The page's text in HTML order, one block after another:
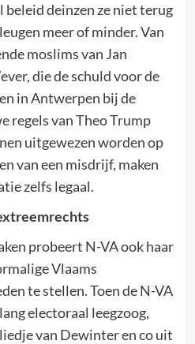
beleid deinzen ze niet terug
meer of minder. Van
moslims van Jan
die de schuld voor de
in Antwerpen bij de
regels van Theo Trump
uitgewezen worden op
van een misdrijf, maken
zelfs legaal.
probeert N-VA ook haar
Vlaams
te stellen. Toen de N-VA
electoraal leegzoog,
van Dewinter en co uit